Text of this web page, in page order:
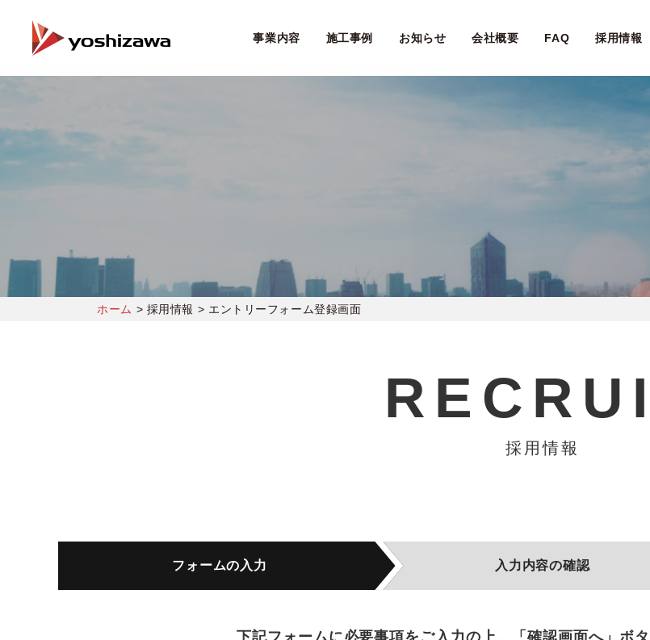
事業内容 施工事例 お知らせ 会社概要 FAQ 採用情報
ホーム > 採用情報 > エントリーフォーム登録画面
採用情報
フォームの入力 入力内容の確認
下記フォームに必要事項をご入力の上、「確認画面へ」ボ